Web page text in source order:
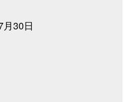
30日